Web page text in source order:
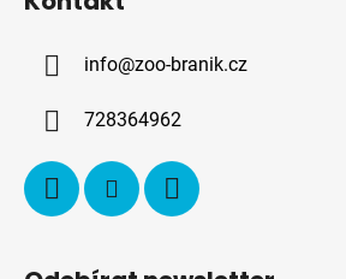
info@zoo-branik.cz
728364962